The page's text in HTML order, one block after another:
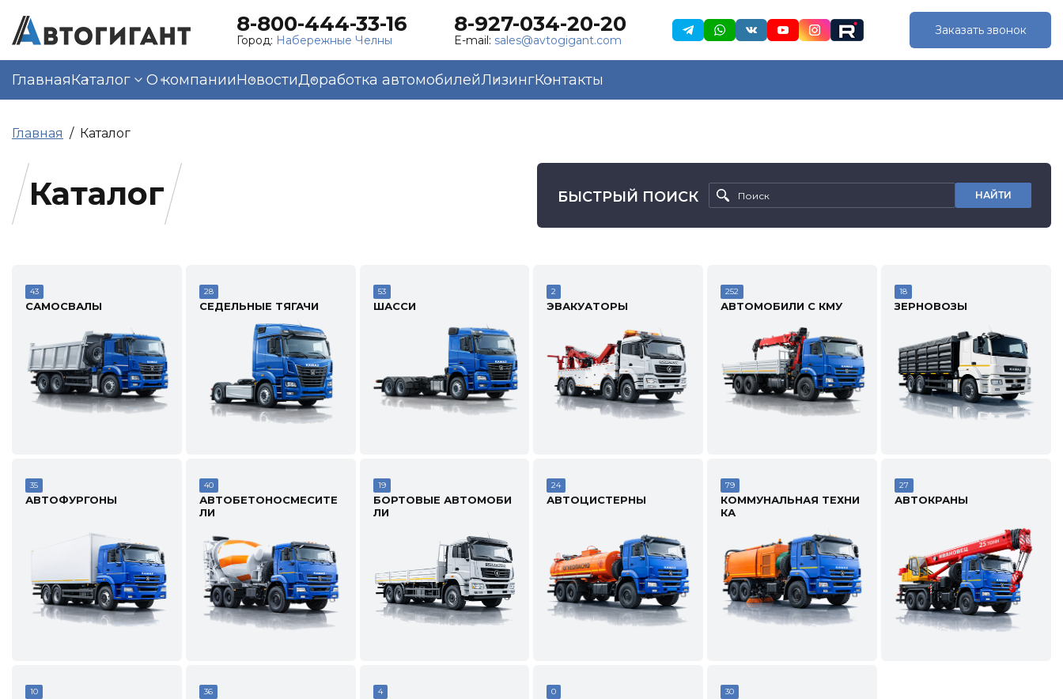
8-800-444-33-16
Город: Набережные Челны
8-927-034-20-20
E-mail: sales@avtogigant.com
Заказать звонок
ГлавнаяКаталог О компанииНовостиДоработка автомобилейЛизингКонтакты
Главная Каталог
Каталог БЫСТРЫЙ ПОИСК НАЙТИ
43
САМОСВАЛЫ
28
СЕДЕЛЬНЫЕ ТЯГАЧИ
53
ШАССИ
2
ЭВАКУАТОРЫ
252
АВТОМОБИЛИ С КМУ
18
ЗЕРНОВОЗЫ
35
АВТОФУРГОНЫ
40
АВТОБЕТОНОСМЕСИТЕ
ЛИ
19
БОРТОВЫЕ АВТОМОБИ
ЛИ
24
АВТОЦИСТЕРНЫ
79
КОММУНАЛЬНАЯ ТЕХНИ
КА
27
АВТОКРАНЫ
10 36 4 0 30